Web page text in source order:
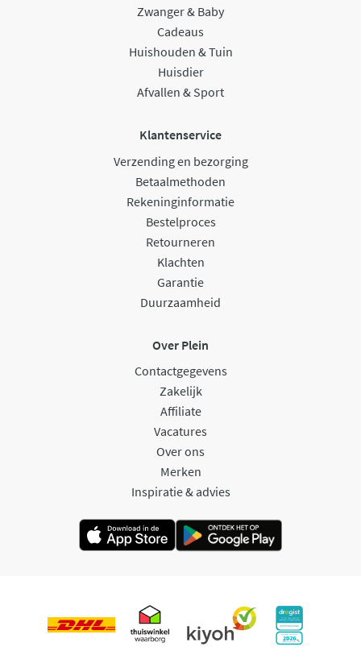
Zwanger & Baby
Cadeaus
Huishouden & Tuin
Huisdier
Afvallen & Sport
Klantenservice
Verzending en bezorging
Betaalmethoden
Rekeninginformatie
Bestelproces
Retourneren
Klachten
Garantie
Duurzaamheid
Over Plein
Contactgegevens
Zakelijk
Affiliate
Vacatures
Over ons
Merken
Inspiratie & advies